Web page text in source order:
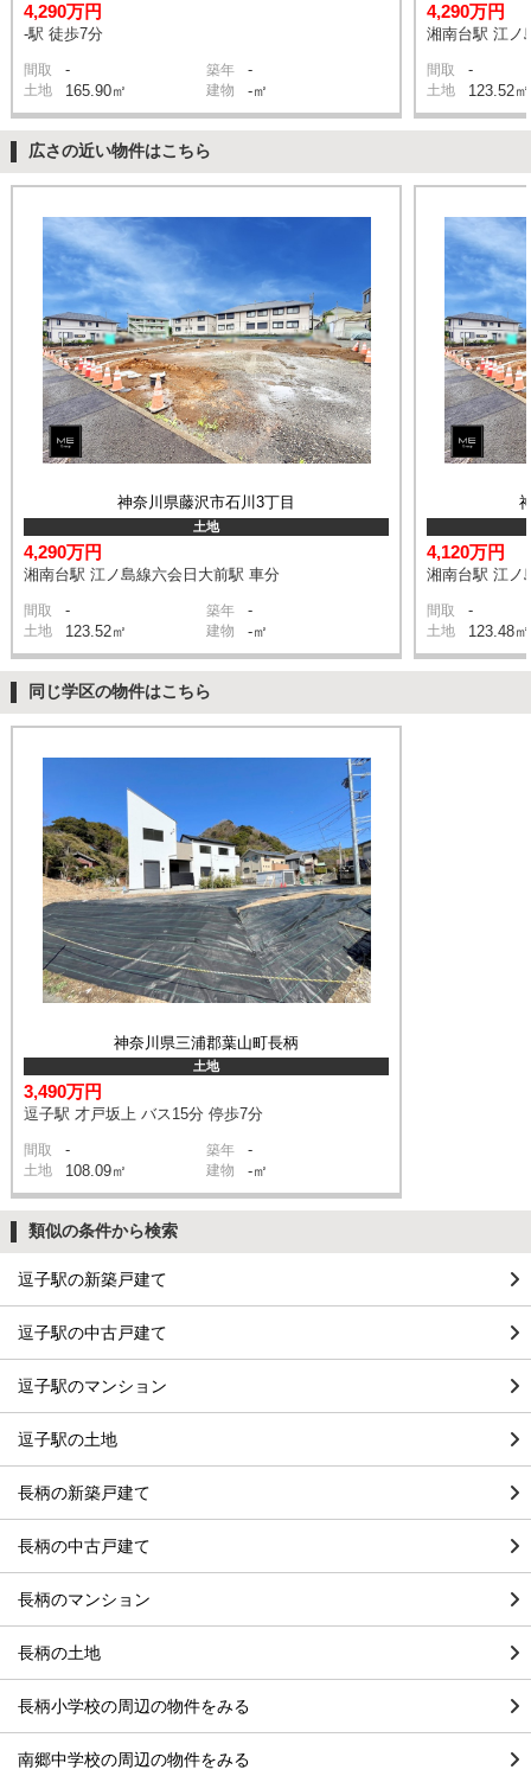
4,290万円
-駅 徒歩7分
間取 - 築年 -
土地 165.90㎡ 建物 -㎡
4,290万円
湘南台駅 江ノ
間取 -
土地 123.52㎡
広さの近い物件はこちら
神奈川県藤沢市石川3丁目
土地
4,290万円
湘南台駅 江ノ島線六会日大前駅 車分
間取 - 築年 -
土地 123.52㎡ 建物 -㎡
4,120万円
湘南台駅 江ノ
間取 -
土地 123.48㎡
同じ学区の物件はこちら
神奈川県三浦郡葉山町長柄
土地
3,490万円
逗子駅 才戸坂上 バス15分 停歩7分
間取 - 築年 -
土地 108.09㎡ 建物 -㎡
類似の条件から検索
逗子駅の新築戸建て
逗子駅の中古戸建て
逗子駅のマンション
逗子駅の土地
長柄の新築戸建て
長柄の中古戸建て
長柄のマンション
長柄の土地
長柄小学校の周辺の物件をみる
南郷中学校の周辺の物件をみる